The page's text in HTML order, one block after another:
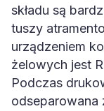
składu są
tuszy
urządzeniem
żelowych jest
Podczas
odseparowana